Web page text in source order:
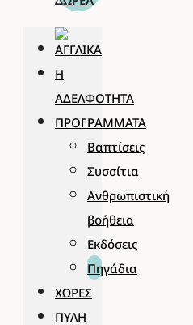
Η
ΑΔΕΛΦΌΤΗΤΑ
ΠΡΟΓΡΆΜΜΑΤΑ
Βαπτίσεις
Συσσίτια
Ανθρωπιστική
βοήθεια
Εκδόσεις
Πηγάδια
ΧΏΡΕΣ
ΠΎΛΗ